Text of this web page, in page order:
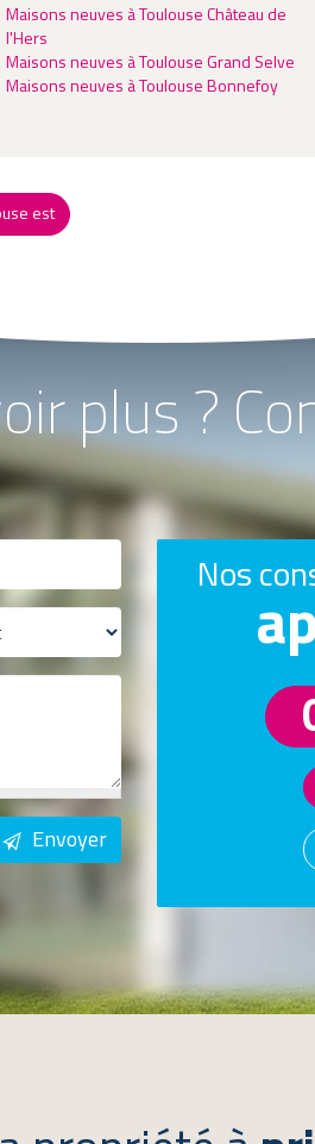
Maisons neuves à Toulouse Château de
l'Hers
Maisons neuves à Toulouse Grand Selve
Maisons neuves à Toulouse Bonnefoy
est
plus ?
Envoyer
Nos